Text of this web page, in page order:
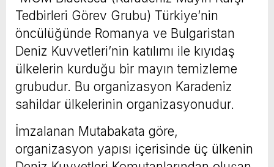
Tedbirleri Görev Grubu) Türkiye’nin
öncülüğünde Romanya ve Bulgaristan
Deniz Kuvvetleri’nin katılımı ile kıyıdaş
ülkelerin kurduğu bir mayın temizleme
grubudur. Bu organizasyon Karadeniz
sahildar ülkelerinin organizasyonudur.
İmzalanan Mutabakata göre,
organizasyon yapısı içerisinde üç ülkenin